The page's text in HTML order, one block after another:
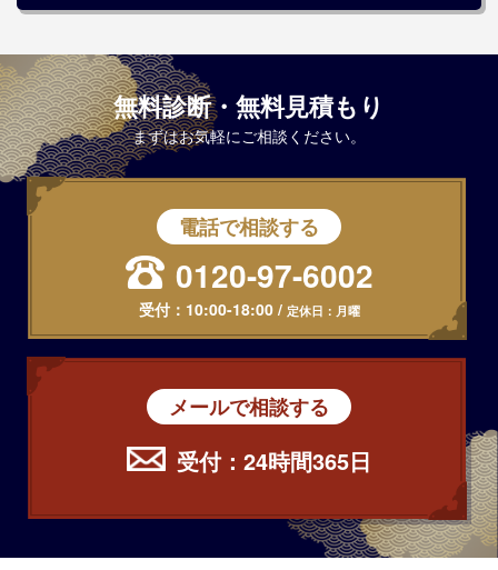
無料診断・無料見積もり
まずはお気軽にご相談ください。
電話で相談する
0120-97-6002
受付： 10:00-18:00/ 定休日：月曜
メールで相談する
受付：24時間365日